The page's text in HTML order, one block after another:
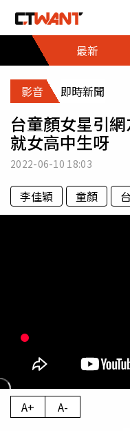
最新
影音 即時新聞
台童顏女星引
就女高中生呀
2022-06-10 18:03
李佳穎 童顏
A+ A-